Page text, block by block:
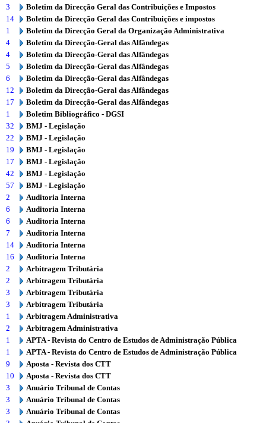
3
Boletim da Direcção Geral das Contribuições e Impostos
14
Boletim da Direcção Geral das Contribuições e impostos
1
Boletim da Direcção Geral da Organização Administrativa
4
Boletim da Direcção-Geral das Alfândegas
4
Boletim da Direcção-Geral das Alfândegas
5
Boletim da Direcção-Geral das Alfândegas
6
Boletim da Direcção-Geral das Alfândegas
12
Boletim da Direcção-Geral das Alfândegas
17
Boletim da Direcção-Geral das Alfândegas
1
Boletim Bibliográfico - DGSI
32
BMJ - Legislação
22
BMJ - Legislação
19
BMJ - Legislação
17
BMJ - Legislação
42
BMJ - Legislação
57
BMJ - Legislação
2
Auditoria Interna
6
Auditoria Interna
6
Auditoria Interna
7
Auditoria Interna
14
Auditoria Interna
16
Auditoria Interna
2
Arbitragem Tributária
2
Arbitragem Tributária
3
Arbitragem Tributária
3
Arbitragem Tributária
1
Arbitragem Administrativa
2
Arbitragem Administrativa
1
APTA - Revista do Centro de Estudos de Administração Pública
1
APTA - Revista do Centro de Estudos de Administração Pública
9
Aposta - Revista dos CTT
10
Aposta - Revista dos CTT
3
Anuário Tribunal de Contas
3
Anuário Tribunal de Contas
3
Anuário Tribunal de Contas